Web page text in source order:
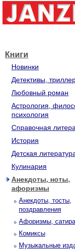
Книги
Новинки
Детективы,
Любовный роман
Астрология,
психология
Справочная
История
Детская
Кулинария
Анекдоты, ноты,
афоризмы
Анекдоты, тосты,
поздравления
Афоризмы, сатира
Комиксы
Музыкальные